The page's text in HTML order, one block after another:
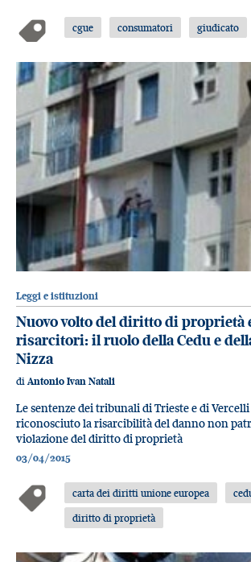
cgue consumatori giudicato
Leggi e istituzioni
Nuovo volto del diritto di proprietà
risarcitori: il ruolo della Cedu e
Nizza
di Antonio Ivan Natali
Le sentenze dei tribunali di Trieste e di
riconosciuto la risarcibilità del danno non
violazione del diritto di proprietà
03/04/2015
carta dei diritti unione europea
diritto di proprietà